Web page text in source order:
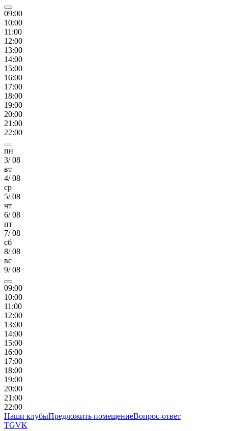
09:00
10:00
11 :00
12:00
13:00
14:00
15:00
16:00
17:00
18:00
19:00
20:00
21 :00
22:00
пн
3/08
вт
4/08
ср
5/08
чт
6/08
пт
7/08
сб
8/08
вс
9/08
09:00
10:00
11 :00
12:00
13:00
14:00
15:00
16:00
17:00
18:00
19:00
20:00
21 :00
22:00
Наши клубыПредложить помещениеВопрос-ответ
TGVK